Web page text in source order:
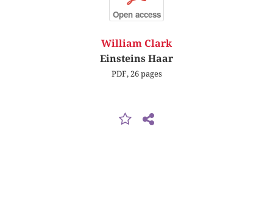
Open access
William Clark
Einsteins Haar
PDF, 26 pages